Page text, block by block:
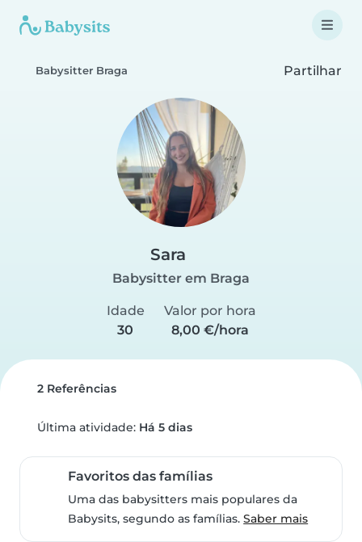
Babysitter Braga Partilhar
Sara
Babysitter em Braga
Idade
30
Valor por hora
8,00 €/hora
2 Referências
Última atividade: Há 5 dias
Favoritos das famílias
Uma das babysitters mais populares da
Babysits, segundo as famílias.Saber mais